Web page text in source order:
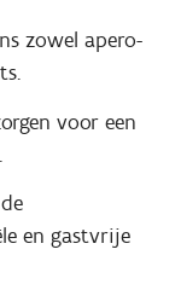
zowel apero-
voor een
en gastvrije